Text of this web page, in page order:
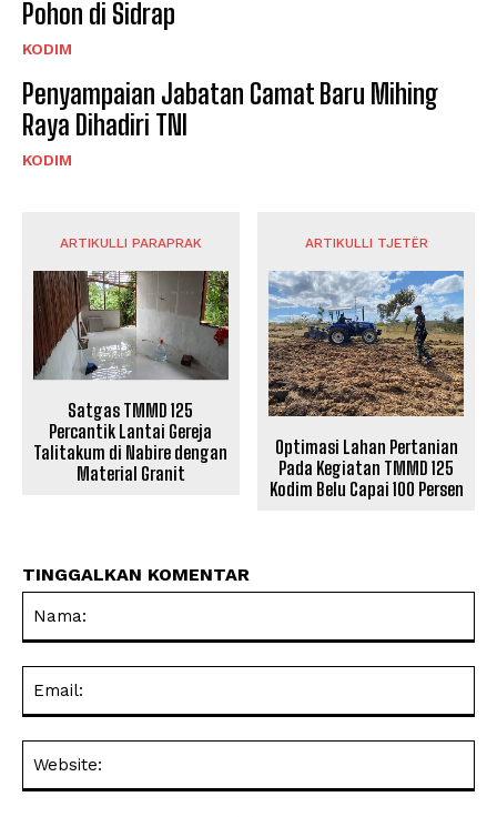
Pohon di Sidrap
KODIM
Penyampaian Jabatan Camat Baru Mihing
Raya Dihadiri TNI
KODIM
ARTIKULLI PARAPRAK
Satgas TMMD 125
Percantik Lantai Gereja
Talitakum di Nabire dengan
Material Granit
ARTIKULLI TJETËR
Optimasi Lahan Pertanian
Pada Kegiatan TMMD 125
Kodim Belu Capai 100 Persen
TINGGALKAN KOMENTAR